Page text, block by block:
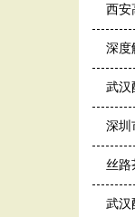
西安
深度
武汉
深圳
丝路
武汉